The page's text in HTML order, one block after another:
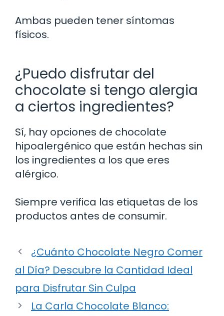
Ambas pueden tener síntomas
físicos.
¿Puedo disfrutar del
chocolate si tengo alergia
a ciertos ingredientes?
Sí, hay opciones de chocolate
hipoalergénico que están hechas sin
los ingredientes a los que eres
alérgico.
Siempre verifica las etiquetas de los
productos antes de consumir.
¿Cuánto Chocolate Negro Comer
al Día? Descubre la Cantidad Ideal
para Disfrutar Sin Culpa
La Carla Chocolate Blanco: